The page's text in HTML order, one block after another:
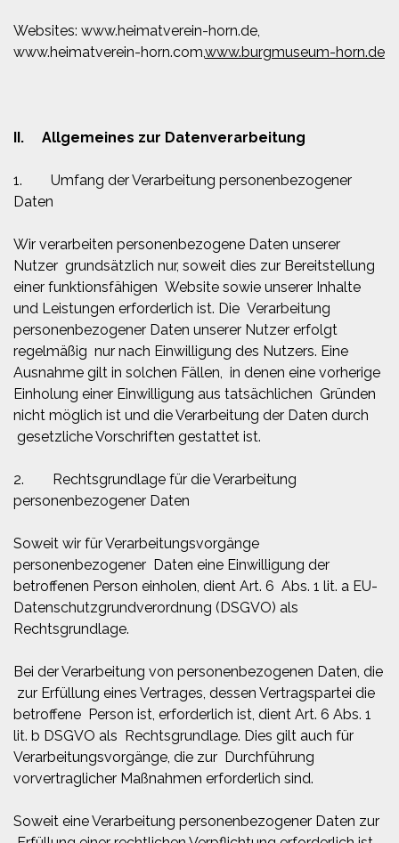
Websites: www.heimatverein-horn.de,
www.heimatverein-horn.com,www.burgmuseum-horn.de
II. Allgemeines zur Datenverarbeitung
1. Umfang der Verarbeitung personenbezogener
Daten
Wir verarbeiten personenbezogene Daten unserer
Nutzer grundsätzlich nur, soweit dies zur Bereitstellung
einer funktionsfähigen Website sowie unserer Inhalte
und Leistungen erforderlich ist. Die Verarbeitung
personenbezogener Daten unserer Nutzer erfolgt
regelmäßig nur nach Einwilligung des Nutzers. Eine
Ausnahme gilt in solchen Fällen, in denen eine vorherige
Einholung einer Einwilligung aus tatsächlichen Gründen
nicht möglich ist und die Verarbeitung der Daten durch
gesetzliche Vorschriften gestattet ist.
2. Rechtsgrundlage für die Verarbeitung
personenbezogener Daten
Soweit wir für Verarbeitungsvorgänge
personenbezogener Daten eine Einwilligung der
betroffenen Person einholen, dient Art. 6 Abs. 1 lit. a EU-
Datenschutzgrundverordnung (DSGVO) als
Rechtsgrundlage.
Bei der Verarbeitung von personenbezogenen Daten, die
zur Erfüllung eines Vertrages, dessen Vertragspartei die
betroffene Person ist, erforderlich ist, dient Art. 6 Abs. 1
lit. b DSGVO als Rechtsgrundlage. Dies gilt auch für
Verarbeitungsvorgänge, die zur Durchführung
vorvertraglicher Maßnahmen erforderlich sind.
Soweit eine Verarbeitung personenbezogener Daten zur